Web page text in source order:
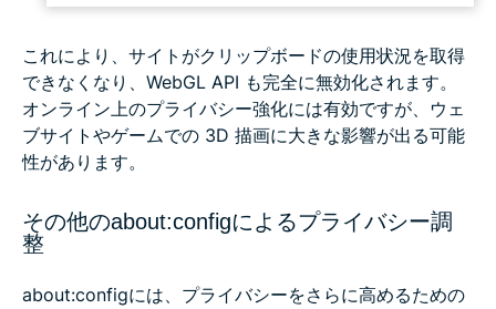
これにより、サイトがクリップボードの使用状況を取得
できなくなり、WebGL API も完全に無効化されます。
オンライン上のプライバシー強化には有効ですが、ウェ
ブサイトやゲームでの 3D 描画に大きな影響が出る可能
性があります。
その他のabout:configによるプライバシー調
整
about:configには、プライバシーをさらに高めるための